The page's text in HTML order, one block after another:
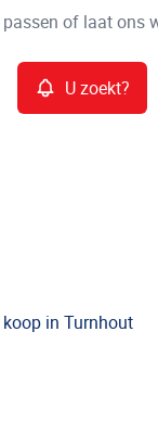
of laat ons
U zoekt?
in Turnhout